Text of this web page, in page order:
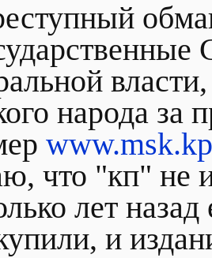
народа за
что "кп" не
лет
и